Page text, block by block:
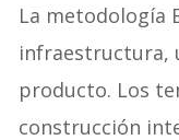
La metodología
infraestructura,
producto. Los
construcción